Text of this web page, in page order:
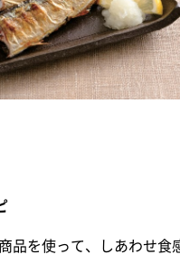
品を使って、しあわせ食